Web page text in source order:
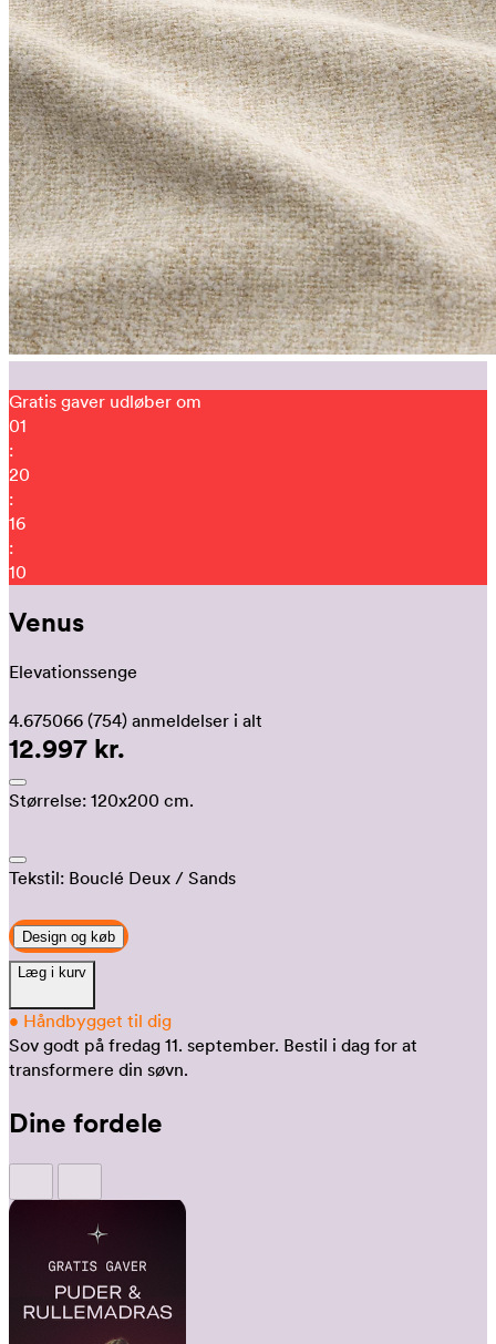
Gratis gaver udløber om
01
:
20
:
16
:
01
Venus
Elevationssenge
4.675066 (754) anmeldelser i alt
12.997 kr.
Størrelse: 120x200 cm.
Tekstil: Bouclé Deux / Sands
Design og køb
Læg i kurv
• Håndbygget til dig
Sov godt på fredag 11. september. Bestil i dag for at
transformere din søvn.
Dine fordele